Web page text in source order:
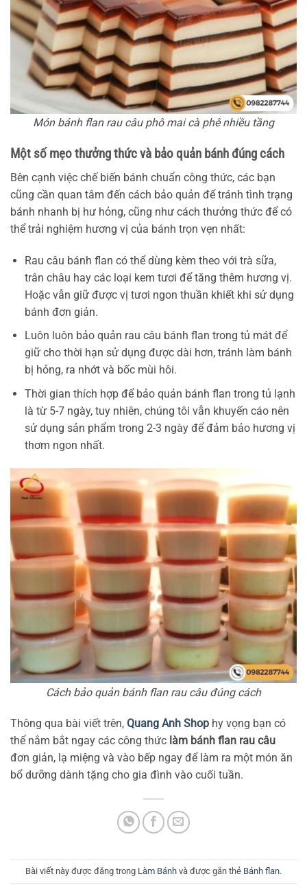
Món bánh flan rau câu phô mai cà phê nhiều tầng
Một số mẹo thưởng thức và bảo quản bánh đúng cách
Bên cạnh việc chế biến bánh chuẩn công thức, các bạn
cũng cần quan tâm đến cách bảo quản để tránh tình trạng
bánh nhanh bị hư hỏng, cũng như cách thưởng thức để có
thể trải nghiệm hương vị của bánh trọn vẹn nhất:
Rau câu bánh flan có thể dùng kèm theo với trà sữa,
trân châu hay các loại kem tươi để tăng thêm hương vị.
Hoặc vẫn giữ được vị tươi ngon thuần khiết khi sử dụng
bánh đơn giản.
Luôn luôn bảo quản rau câu bánh flan trong tủ mát để
giữ cho thời hạn sử dụng được dài hơn, tránh làm bánh
bị hỏng, ra nhớt và bốc mùi hôi.
Thời gian thích hợp để bảo quản bánh flan trong tủ lạnh
là từ 5-7 ngày, tuy nhiên, chúng tôi vẫn khuyến cáo nên
sử dụng sản phẩm trong 2-3 ngày để đảm bảo hương vị
thơm ngon nhất.
Cách bảo quản bánh flan rau câu đúng cách
Thông qua bài viết trên, Quang Anh Shop hy vọng bạn có
thể nắm bắt ngay các công thức làm bánh flan rau câu
đơn giản, lạ miệng và vào bếp ngay để làm ra một món ăn
bổ dưỡng dành tặng cho gia đình vào cuối tuần.
Bài viết này được đăng trong Làm Bánh và được gắn thẻ Bánh flan.